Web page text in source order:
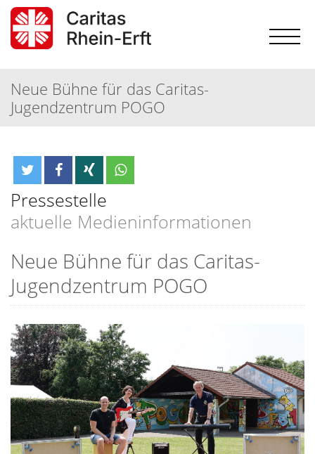
Neue Bühne für das Caritas-
Jugendzentrum POGO
Pressestelle
aktuelle Medieninformationen
Neue Bühne für das Caritas-
Jugendzentrum POGO